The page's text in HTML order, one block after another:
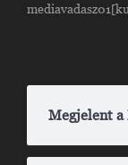
Megjelent a